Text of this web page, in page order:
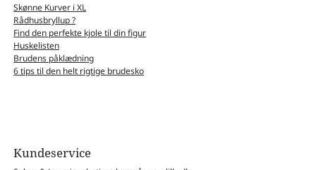
Skønne Kurver i XL
Rådhusbryllup ?
Find den perfekte kjole til din figur
Huskelisten
Brudens påklædning
6 tips til den helt rigtige brudesko
Kundeservice